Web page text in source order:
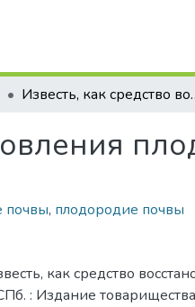
Известь, как
почвы, плодородие почвы
как средство
: Издание